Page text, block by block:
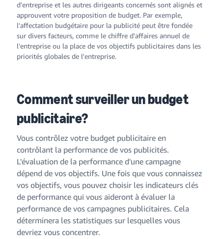
d'entreprise et les autres dirigeants concernés sont alignés et
approuvent votre proposition de budget. Par exemple,
l'affectation budgétaire pour la publicité peut être fondée
sur divers facteurs, comme le chiffre d'affaires annuel de
l'entreprise ou la place de vos objectifs publicitaires dans les
priorités globales de l'entreprise.
Comment surveiller un budget
publicitaire?
Vous contrôlez votre budget publicitaire en
contrôlant la performance de vos publicités.
L'évaluation de la performance d'une campagne
dépend de vos objectifs. Une fois que vous connaissez
vos objectifs, vous pouvez choisir les indicateurs clés
de performance qui vous aideront à évaluer la
performance de vos campagnes publicitaires. Cela
déterminera les statistiques sur lesquelles vous
devriez vous concentrer.